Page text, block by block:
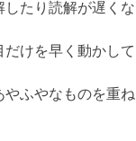
たり読解が遅くな
だけを早く動かし
やふやなものを重